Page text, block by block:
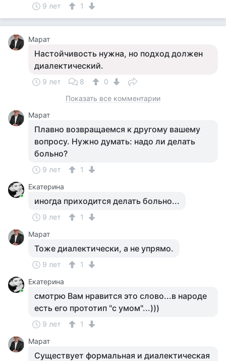
9 лет 1
Марат
Настойчивость нужна, но подход должен
диалектический.
9 лет 8
0
Показать все комментарии
Марат
Плавно возвращаемся к другому вашему
вопросу. Нужно думать: надо ли делать
больно?
9 лет
1
Екатерина
иногда приходится делать больно...
9 лет
1
Марат
Тоже диалектически, а не упрямо.
9 лет
1
Екатерина
смотрю Вам нравится это слово...в народе
есть его прототип "с умом"...)))
9 лет
1
Марат
Существует формальная и диалектическая